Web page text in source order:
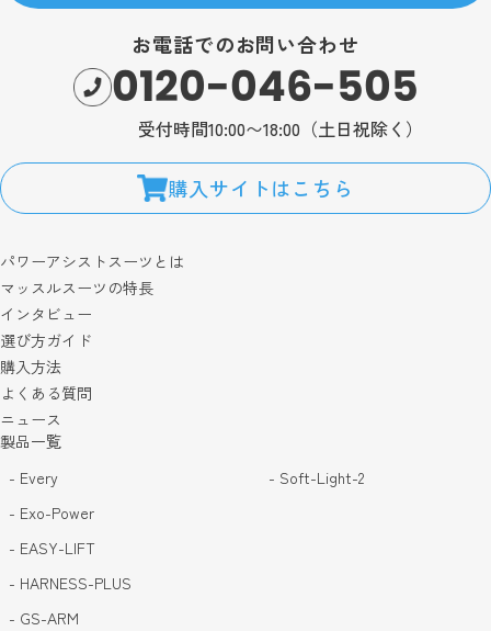
お電話でのお問い合わせ
0120-046-505
受付時間10:00〜18:00（土日祝除く）
購入サイトはこちら
パワーアシストスーツとは
マッスルスーツの特長
インタビュー
選び方ガイド
購入方法
よくある質問
ニュース
製品一覧
- Every
- Exo-Power
- EASY-LIFT
- HARNESS-PLUS
- GS-ARM
- Soft-Light-2